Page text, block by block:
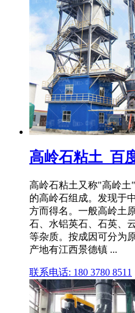
高岭石粘土_百
高岭石粘土又称"高岭土
的高岭石组成。发现于
方而得名。一般高岭土
石、水铝英石、石英、
等杂质。按成因可分为
产地有江西景德镇 ...
联系电话: 180 3780 8511